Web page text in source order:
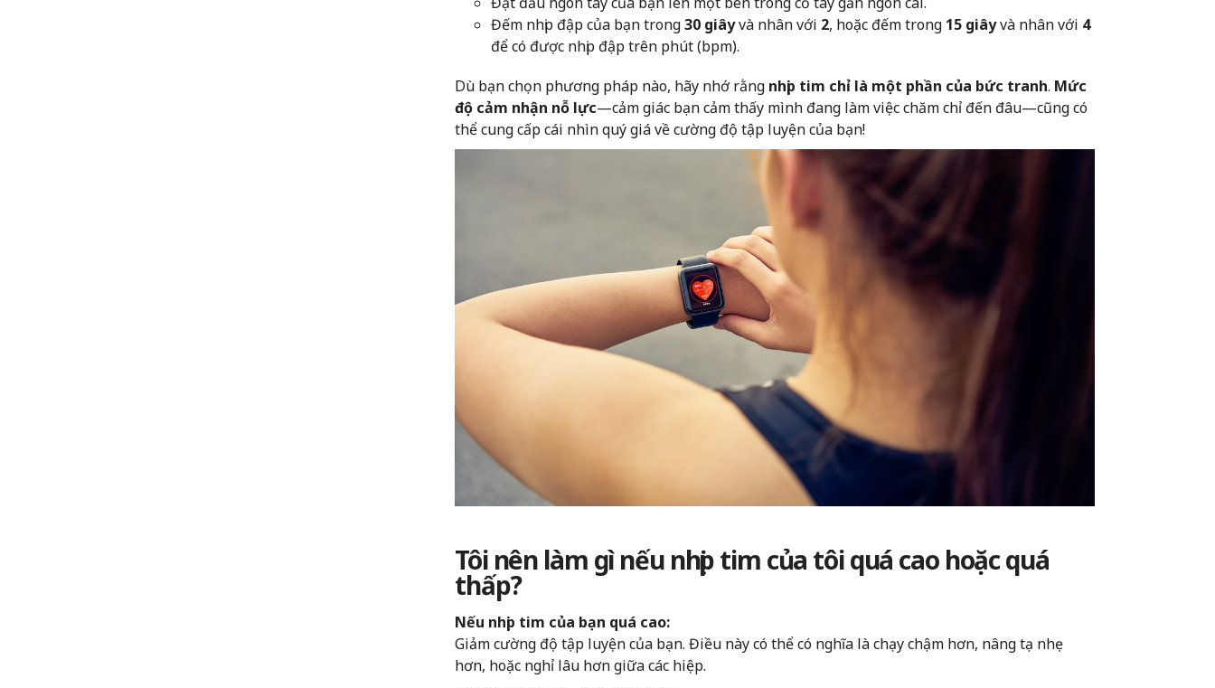
Đếm nhịp đập của bạn trong30 giâyvà nhân với 2, hoặc đếm trong 15 giâyvà nhân với 4
để có được nhịp đập trên phút (bpm).
Dù bạn chọn phương pháp nào, hãy nhớ rằng nhịp tim chỉ là một phần của bức tranh. Mức
độ cảm nhận nỗ lực—cảm giác bạn cảm thấy mình đang làm việc chăm chỉ đến đâu—cũng có
thể cung cấp cái nhìn quý giá về cường độ tập luyện của bạn!
Tôi nên làm gì nếu nhịp tim của tôi quá cao hoặc quá
thấp?
Nếu nhịp tim của bạn quá cao:
Giảm cường độ tập luyện của bạn. Điều này có thể có nghĩa là chạy chậm hơn, nâng tạ nhẹ
hơn, hoặc nghỉ lâu hơn giữa các hiệp.